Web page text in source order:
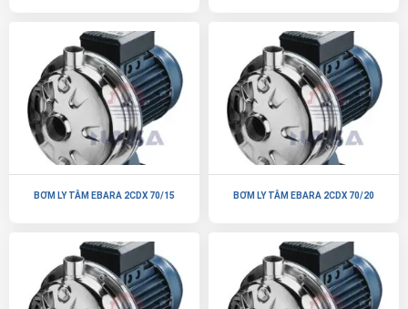
BƠM LY TÂM EBARA 2CDX 70/15 BƠM LY TÂM EBARA 2CDX 70/20